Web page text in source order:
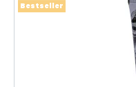
Bestseller